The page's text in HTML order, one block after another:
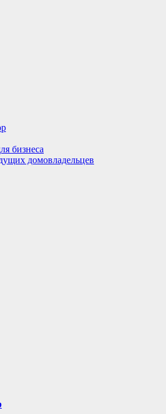
бизнеса
домовладельцев